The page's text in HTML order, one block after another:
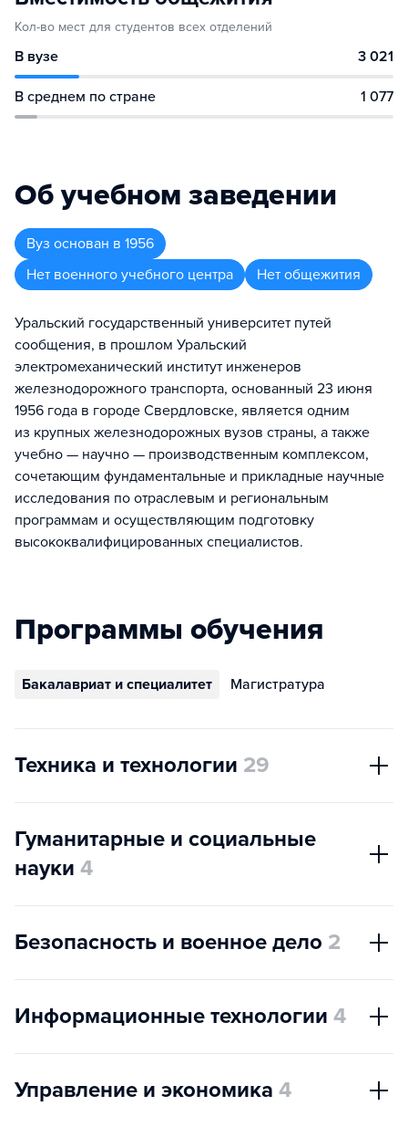
Кол-во мест для студентов всех отделений
В вузе 3 021
В среднем по стране 1 077
Об учебном заведении
Вуз основан в 1956
Нет военного учебного центра
Нет общежития
Уральский государственный университет путей
сообщения, в прошлом Уральский
электромеханический институт инженеров
железнодорожного транспорта, основанный 23 июня
1956 года в городе Свердловске, является одним
из крупных железнодорожных вузов страны, а также
учебно — научно — производственным комплексом,
сочетающим фундаментальные и прикладные научные
исследования по отраслевым и региональным
программам и осуществляющим подготовку
высококвалифицированных специалистов.
Программы обучения
Бакалавриат и специалитет Магистратура
Техника и технологии 29
Гуманитарные и социальные
науки 4
Безопасность и военное дело 2
Информационные технологии 4
Управление и экономика 4